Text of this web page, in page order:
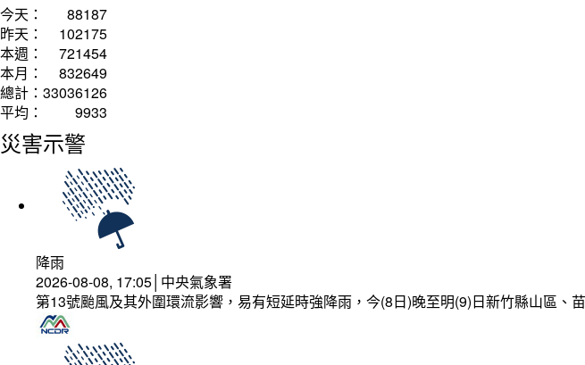
今天：
88187
昨天：
102175
本週：
721454
本月：
832649
總計： 33036126
平均：
9933
災害示警
降雨
2026-08-08, 17:05│中央氣象署
第13號颱風及其外圍環流影響，易有短延時強降雨，今(8日)晚至明(9)日新竹縣山區